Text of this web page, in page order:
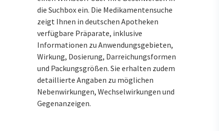
die Suchbox ein. Die Medikamentensuche
zeigt Ihnen in deutschen Apotheken
verfügbare Präparate, inklusive
Informationen zu Anwendungsgebieten,
Wirkung, Dosierung, Darreichungsformen
und Packungsgrößen. Sie erhalten zudem
detaillierte Angaben zu möglichen
Nebenwirkungen, Wechselwirkungen und
Gegenanzeigen.